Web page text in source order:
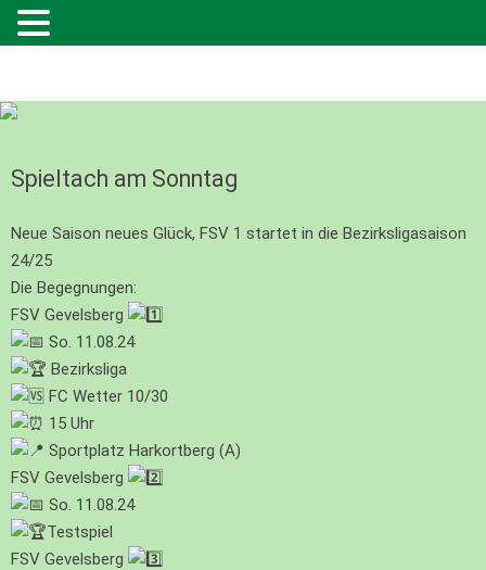
Spieltach am Sonntag
Neue Saison neues Glück, FSV 1 startet in die Bezirksligasaison
24/25
Die Begegnungen:
FSV Gevelsberg
So. 11.08.24
Bezirksliga
FC Wetter 10/30
15 Uhr
Sportplatz Harkortberg (A)
FSV Gevelsberg
So. 11.08.24
Testspiel
FSV Gevelsberg